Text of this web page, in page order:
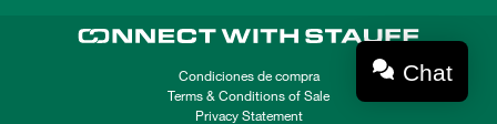
Condiciones de compra
Terms & Conditions of Sale
Privacy Statement
Chat